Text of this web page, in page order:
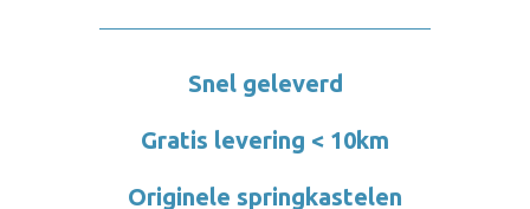
Snel geleverd
Gratis levering < 10km
Originele springkastelen